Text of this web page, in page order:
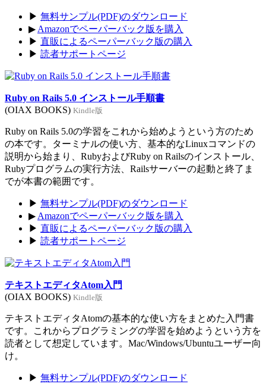
▶ 無料サンプル(PDF)のダウンロード
▶ Amazonでペーパーバック版を購入
▶ 直販によるペーパーバック版の購入
▶ 読者サポートページ
Ruby on Rails 5.0 インストール手順書
(OIAX BOOKS) Kindle版
Ruby on Rails 5.0の学習をこれから始めようという方のため
の本です。ターミナルの使い方、基本的なLinuxコマンドの
説明から始まり、RubyおよびRuby on Railsのインストール、
Rubyプログラムの実行方法、Railsサーバーの起動と終了ま
でが本書の範囲です。
▶ 無料サンプル(PDF)のダウンロード
▶ Amazonでペーパーバック版を購入
▶ 直販によるペーパーバック版の購入
▶ 読者サポートページ
テキストエディタAtom入門
(OIAX BOOKS) Kindle版
テキストエディタAtomの基本的な使い方をまとめた入門書
です。これからプログラミングの学習を始めようという方を
読者として想定しています。Mac/Windows/Ubuntuユーザー向
け。
▶ 無料サンプル(PDF)のダウンロード